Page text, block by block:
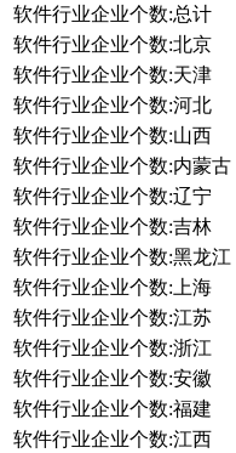
软件行业企业个数:总计
软件行业企业个数:北京
软件行业企业个数:天津
软件行业企业个数:河北
软件行业企业个数:山西
软件行业企业个数:内蒙古
软件行业企业个数:辽宁
软件行业企业个数:吉林
软件行业企业个数:黑龙江
软件行业企业个数:上海
软件行业企业个数:江苏
软件行业企业个数:浙江
软件行业企业个数:安徽
软件行业企业个数:福建
软件行业企业个数:江西